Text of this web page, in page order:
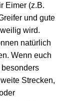
Eimer (z.B.
und gute
wird.
natürlich
Wenn euch
Strecken,